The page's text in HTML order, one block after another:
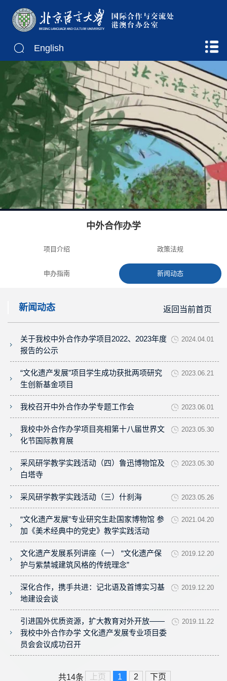
English
中外合作办学
项目介绍 政策法规
申办指南 新闻动态
新闻动态 返回当前首页
2024.04.01
关于我校中外合作办学项目2022、2023年度
报告的公示
2023.06.21
“文化遗产发展”项目学生成功获批两项研究
生创新基金项目
2023.06.01
我校召开中外合作办学专题工作会
2023.05.30
我校中外合作办学项目亮相第十八届世界文
化节国际教育展
2023.05.30
采风研学教学实践活动（四）鲁迅博物馆及
白塔寺
2023.05.26
采风研学教学实践活动（三）什刹海
2021.04.20
“文化遗产发展”专业研究生赴国家博物馆 参
加《美术经典中的党史》教学实践活动
2019.12.20
文化遗产发展系列讲座（一） “文化遗产保
护与紫禁城建筑风格的传统理念”
2019.12.20
深化合作，携手共进：记北语及首博实习基
地建设会谈
2019.11.22
引进国外优质资源，扩大教育对外开放——
我校中外合作办学 文化遗产发展专业项目委
员会会议成功召开
共14条 上页 1 2 下页